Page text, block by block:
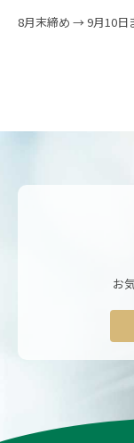
8月末締め → 9月10日
お